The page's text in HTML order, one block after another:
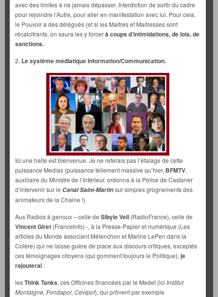
avec des limites à ne jamais dépasser. Interdiction de sortir du cadre
pour rejoindre l’Autre, pour aller en manifestation avec lui. Pour cela,
le Pouvoir a des délégués (et si les Maitres et Maitresses sont
récalcitrants, on saura les y forcerà coups d’intimidations, de lois, de
sanctions.
2. Le système mediatique Information/Communication.
Ici une halte est bienvenue. Je ne referais pas l’étalage de cette
puissance Medias (puissance tellement massive qu’hier, BFMTV,
auxiliaire du Ministre de l’Intérieur, ordonna à la Police de Castaner
d’intervenir sur le Canal Saint-Martinsur simples grognements des
animateurs de la Chaine !)
Aux Radios à genoux – celle de Sibyle Veil (RadioFrance), celle de
Vincent Giret (FranceInfo) -, à la Presse-Papier et numérique (Les
articles du Monde associant Mélenchon et Marine LePen dans la
Colère) qui ne laisse guère de place aux discours critiques, exceptés
ces témoignages citoyens (qui gomment toujours le Politique), je
rajouterai :
lesThink Tanks, ces Officines financées par le Medef (ici Institut
Montaigne, Fondapol, Cevipof), qui prônent par exemple